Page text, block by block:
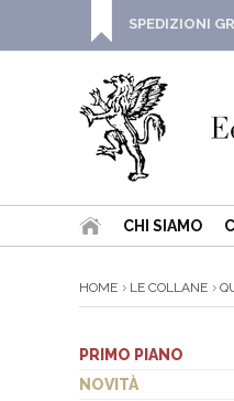
SPEDIZIONI
CHI SIAMO
HOME LE COLLANE
PRIMO PIANO
NOVITÀ